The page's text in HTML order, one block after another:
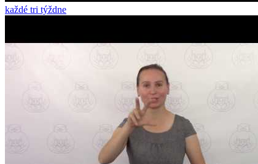
každé tri týždne